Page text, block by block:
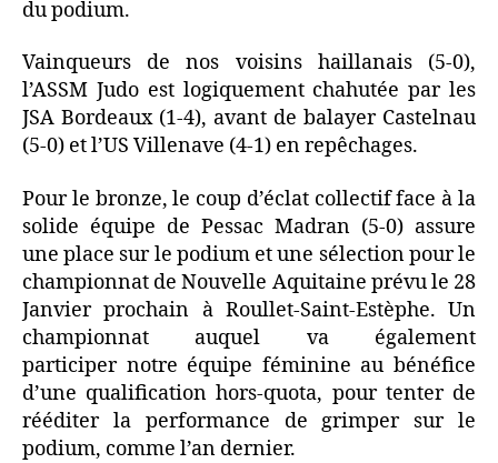
du podium.
Vainqueurs de nos voisins haillanais (5-0),
l’ASSM Judo est logiquement chahutée par les
JSA Bordeaux (1-4), avant de balayer Castelnau
(5-0) et l’US Villenave (4-1) en repêchages.
Pour le bronze, le coup d’éclat collectif face à la
solide équipe de Pessac Madran (5-0) assure
une place sur le podium et une sélection pour le
championnat de Nouvelle Aquitaine prévu le 28
Janvier prochain à Roullet-Saint-Estèphe. Un
championnat auquel va également
participer notre équipe féminine au bénéfice
d’une qualification hors-quota, pour tenter de
rééditer la performance de grimper sur le
podium, comme l’an dernier.